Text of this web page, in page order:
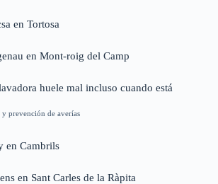
en Tortosa
en Mont-roig del Camp
huele mal incluso cuando está
prevención de averías
en Cambrils
en Sant Carles de la Ràpita